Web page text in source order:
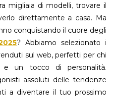
migliaia di modelli, trovare il
direttamente a casa. Ma
conquistando il cuore degli
? Abbiamo selezionato i
sul web, perfetti per chi
un tocco di personalità.
assoluti delle tendenze
a diventare il tuo prossimo